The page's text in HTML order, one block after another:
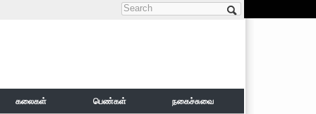
Search form
கலைகள் பெண்கள் நகைச்சுவை